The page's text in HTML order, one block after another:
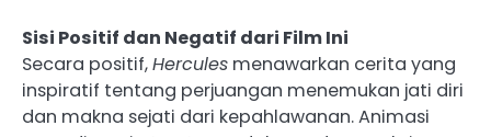
Sisi Positif dan Negatif dari Film Ini
Secara positif,Hercules menawarkan cerita yang
inspiratif tentang perjuangan menemukan jati diri
dan makna sejati dari kepahlawanan. Animasi